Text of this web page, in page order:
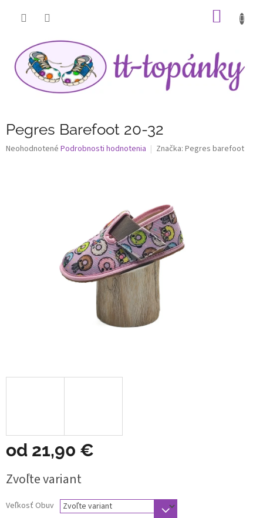
Pegres Barefoot 20-32
Priemerné
Neohodnotené Podrobnosti hodnotenia Značka: Pegres barefoot
od 21,90 €
cena:
Zvoľte variant
Veľkosť Obuv